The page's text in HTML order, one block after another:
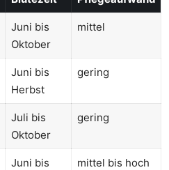
Juni bis
Oktober
mittel
Juni bis
Herbst
gering
Juli bis
Oktober
gering
Juni bis
mittel bis hoch